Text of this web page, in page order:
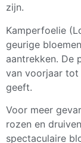
zijn.
Kamperfoelie
geurige
aantrekken. De
van voorjaar
geeft.
Voor meer
rozen en
spectaculaire